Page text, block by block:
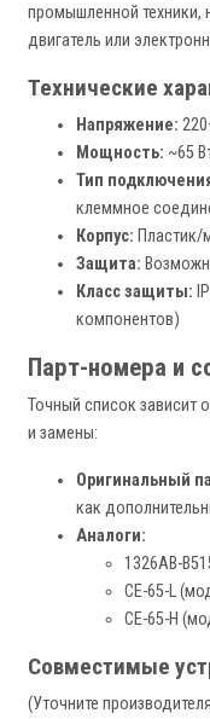
промышленной техники,
двигатель или
Технические
Напряжение:
Мощность: ~65
Тип
клеммное
Корпус: Пластик/
Защита:
Класс защиты:
компонентов)
Парт-номера и
Точный список зависит
и замены:
Оригинальный
как
Аналоги:
1326AB-
CE-65-L
CE-65-H
Совместимые
(Уточните